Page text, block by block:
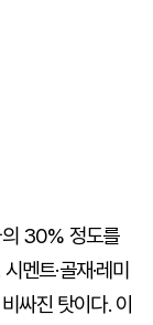
의 30% 정도를
멘트·골재·레미
싸진 탓이다. 이